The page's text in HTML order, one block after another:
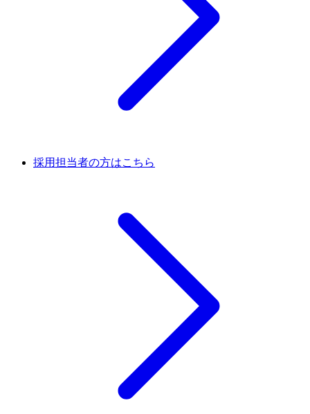
採用担当者の方はこちら